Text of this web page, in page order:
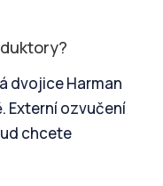
dvojice Harman
Externí ozvučení
chcete